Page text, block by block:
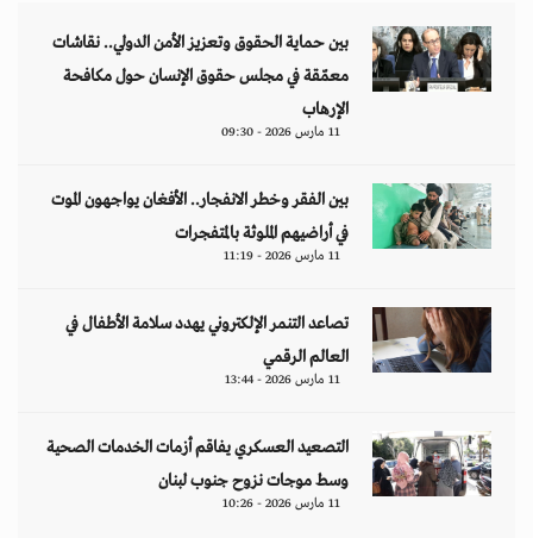
بين حماية الحقوق وتعزيز الأمن الدولي.. نقاشات
معمّقة في مجلس حقوق الإنسان حول مكافحة
الإرهاب
11 مارس 2026 - 09:30
بين الفقر وخطر الانفجار.. الأفغان يواجهون الموت
في أراضيهم الملوثة بالمتفجرات
11 مارس 2026 - 11:19
تصاعد التنمر الإلكتروني يهدد سلامة الأطفال في
العالم الرقمي
11 مارس 2026 - 13:44
التصعيد العسكري يفاقم أزمات الخدمات الصحية
وسط موجات نزوح جنوب لبنان
11 مارس 2026 - 10:26